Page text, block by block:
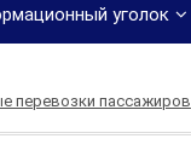
уголок
перевозки пассажиров